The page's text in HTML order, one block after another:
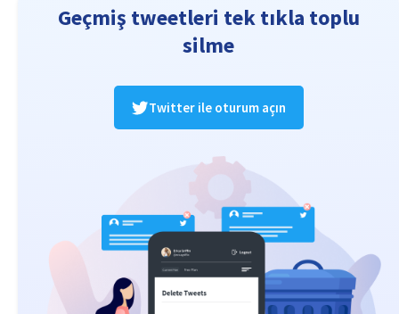
Geçmiş tweetleri tek tıkla toplu
silme
Twitter ile oturum açın